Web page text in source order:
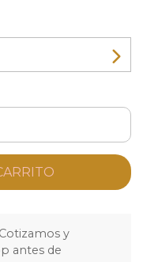
y
antes de